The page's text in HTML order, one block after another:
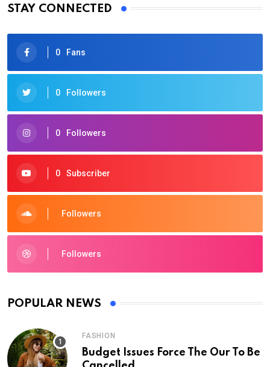
STAY CONNECTED
0 Fans
0 Followers
0 Followers
0 Subscriber
Followers
Followers
POPULAR NEWS
FASHION
Budget Issues Force The Our To Be